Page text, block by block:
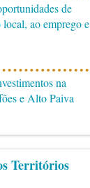
de
ao emprego e
na
e Alto Paiva
Territórios